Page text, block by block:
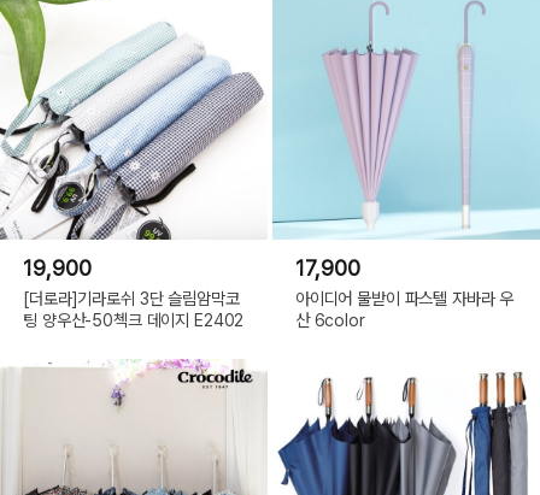
19,900
[더로라]기라로쉬 3단 슬림암막코
팅 양우산-50첵크 데이지 E2402
17,900
아이디어 물받이 파스텔 자바라 우
산 6color